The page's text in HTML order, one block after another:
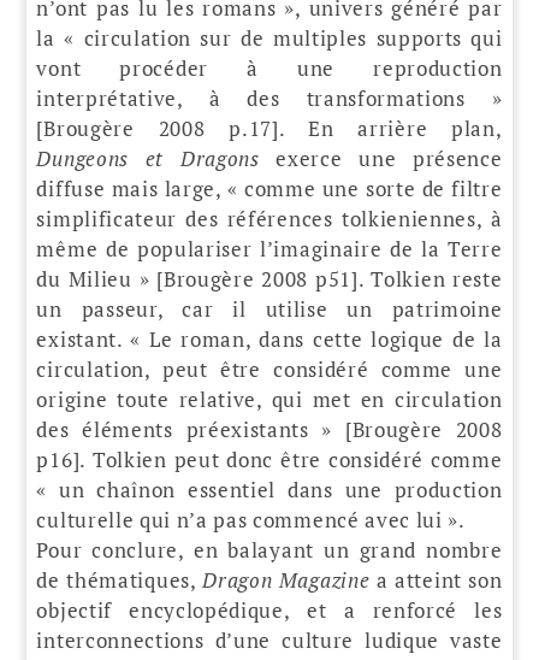
n’ont pas lu les romans », univers généré par
la « circulation sur de multiples supports qui
vont procéder à une reproduction
interprétative, à des transformations »
[Brougère 2008 p.17]. En arrière plan,
Dungeons et Dragons exerce une présence
diffuse mais large, « comme une sorte de filtre
simplificateur des références tolkieniennes, à
même de populariser l’imaginaire de la Terre
du Milieu » [Brougère 2008 p51]. Tolkien reste
un passeur, car il utilise un patrimoine
existant. « Le roman, dans cette logique de la
circulation, peut être considéré comme une
origine toute relative, qui met en circulation
des éléments préexistants » [Brougère 2008
p16]. Tolkien peut donc être considéré comme
« un chaînon essentiel dans une production
culturelle qui n’a pas commencé avec lui ».
Pour conclure, en balayant un grand nombre
de thématiques,Dragon Magazine a atteint son
objectif encyclopédique, et a renforcé les
interconnections d’une culture ludique vaste